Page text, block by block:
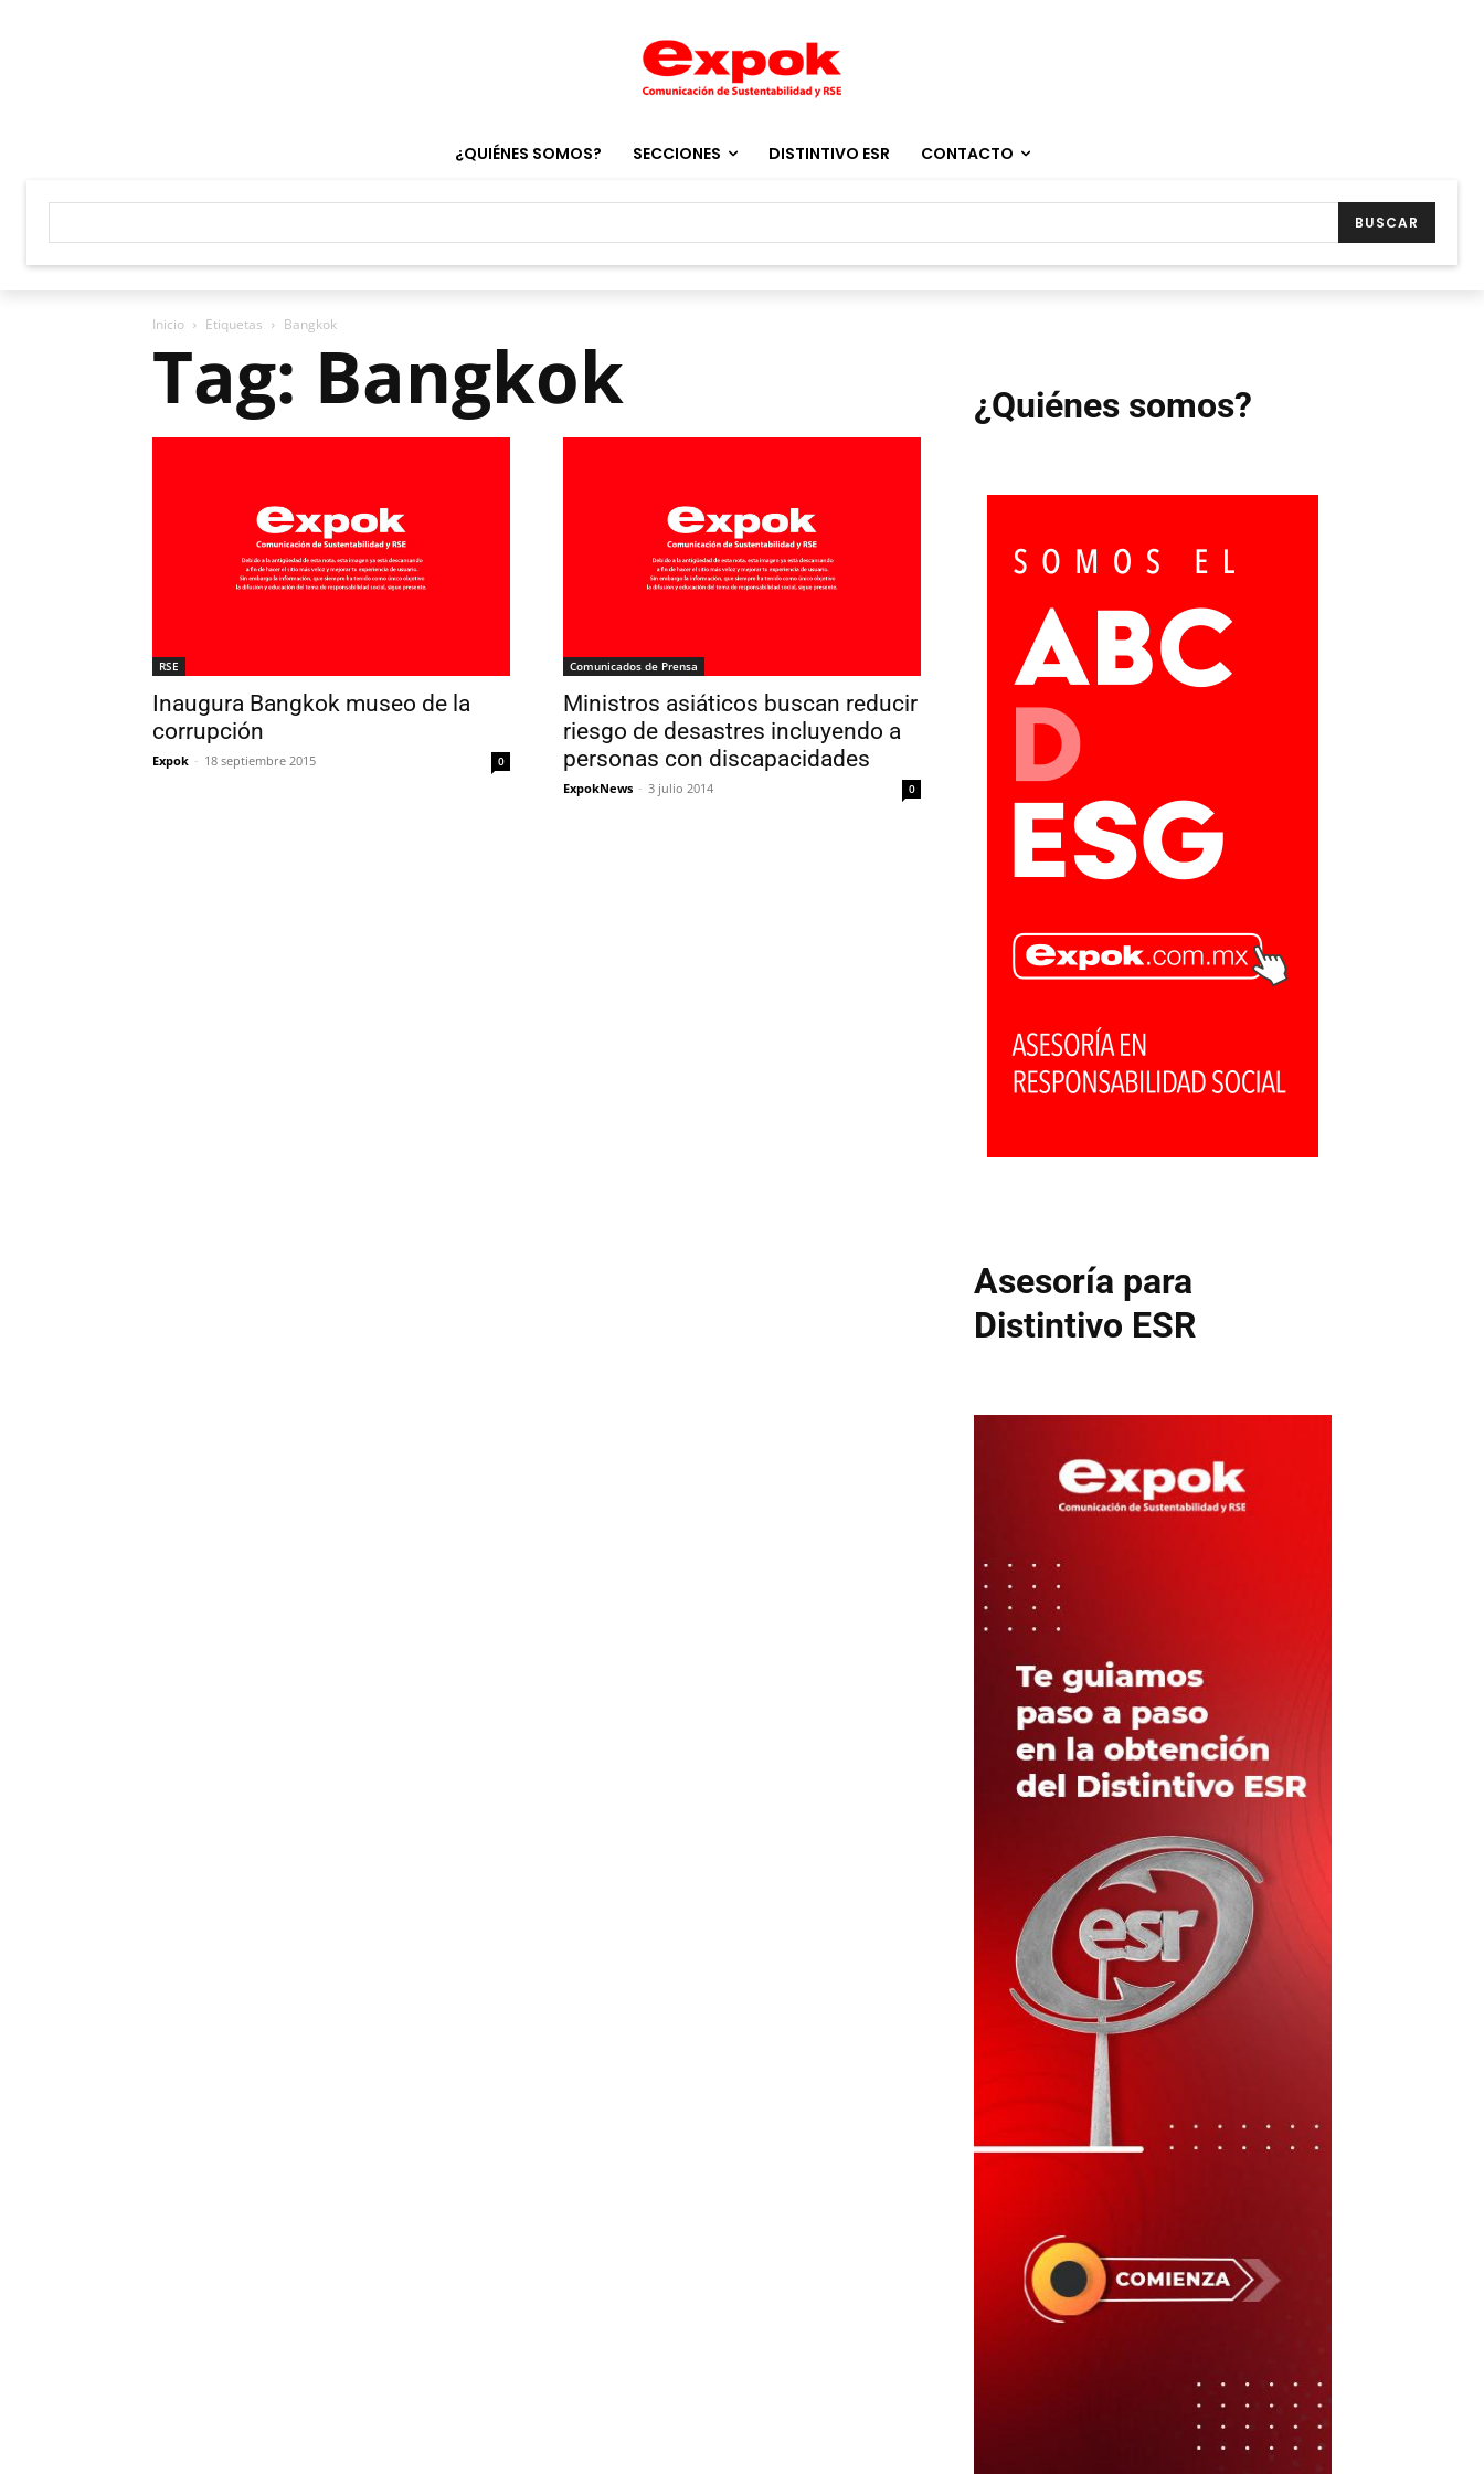
¿QUIÉNES SOMOS? SECCIONES DISTINTIVO ESR CONTACTO
BUSCAR
Inicio Etiquetas Bangkok
Tag: Bangkok
RSE
Inaugura Bangkok museo de la
corrupción
Expok - 18 septiembre 2015 0
Comunicados de Prensa
Ministros asiáticos buscan reducir
riesgo de desastres incluyendo a
personas con discapacidades
ExpokNews - 3 julio 2014 0
¿Quiénes somos?
Asesoría para
Distintivo ESR